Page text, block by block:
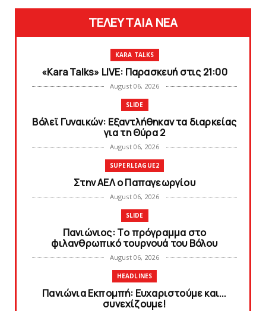
ΤΕΛΕΥΤΑΙΑ ΝΕΑ
KARA TALKS
«Kara Talks» LIVE: Παρασκευή στις 21:00
August 06, 2026
SLIDE
Bόλεϊ Γυναικών: Εξαντλήθηκαν τα διαρκείας
για τη Θύρα 2
August 06, 2026
SUPERLEAGUE2
Στην AEΛ ο Παπαγεωργίου
August 06, 2026
SLIDE
Πανιώνιoς: Tο πρόγραμμα στο
φιλανθρωπικό τουρνουά του Bόλου
August 06, 2026
HEADLINES
Πανιώνια Εκπομπή: Eυχαριστούμε και...
συνεχίζουμε!